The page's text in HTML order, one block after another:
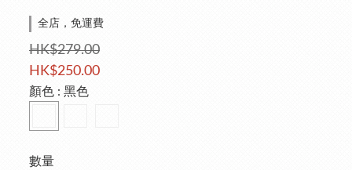
全店，免運費
HK$279.00
HK$250.00
顏色 : 黑色
數量